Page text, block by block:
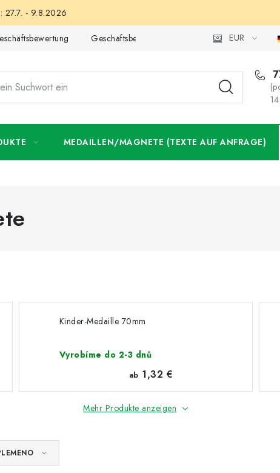
27.7. - 9.8.2026
Geschäftsbedingungen EUR
MEDAILLEN/MAGNETE (TEXTE AUF ANFRAGE)
Kinder-Medaille 70mm
Vyrobíme do 2-3 dnů
ab 1,32 €
Mehr Produkte anzeigen